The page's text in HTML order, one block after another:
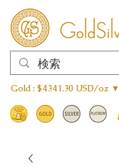
Gold : $4341.30 USD/oz ▼